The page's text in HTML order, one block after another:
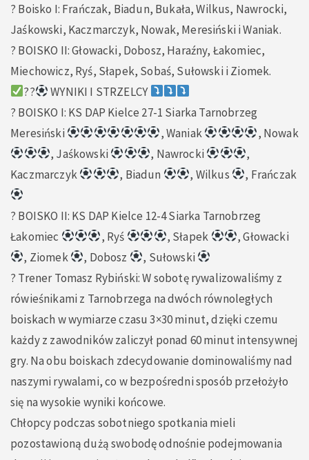
?️ Boisko I: Frańczak, Biadun, Bukała, Wilkus, Nawrocki,
Jaśkowski, Kaczmarczyk, Nowak, Meresiński i Waniak.
?️ BOISKO II: Głowacki, Dobosz, Haraźny, Łakomiec,
Miechowicz, Ryś, Słapek, Sobaś, Sułowski i Ziomek.
??
WYNIKI I STRZELCY
?️ BOISKO I: KS DAP Kielce 27-1 Siarka Tarnobrzeg
Meresiński
, Waniak
, Nowak
, Jaśkowski
, Nawrocki
,
Kaczmarczyk
, Biadun , Wilkus , Frańczak
?️ BOISKO II: KS DAP Kielce 12-4 Siarka Tarnobrzeg
Łakomiec
, Ryś , Słapek
, Głowacki
, Ziomek
, Dobosz
, Sułowski
?️ Trener Tomasz Rybiński: W sobotę rywalizowaliśmy z
rówieśnikami z Tarnobrzega na dwóch równoległych
boiskach w wymiarze czasu 3×30 minut, dzięki czemu
każdy z zawodników zaliczył ponad 60 minut intensywnej
gry. Na obu boiskach zdecydowanie dominowaliśmy nad
naszymi rywalami, co w bezpośredni sposób przełożyło
się na wysokie wyniki końcowe.
Chłopcy podczas sobotniego spotkania mieli
pozostawioną dużą swobodę odnośnie podejmowania